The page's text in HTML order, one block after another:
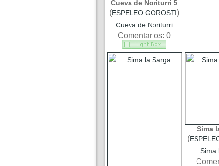
Cueva de Noriturri 5
(ESPELEO GOROSTI)
Cueva de Noriturri
Comentarios: 0
Sima
(
Sima